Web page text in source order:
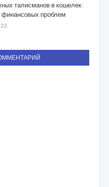
талисманов в кошелек:
финансовых проблем